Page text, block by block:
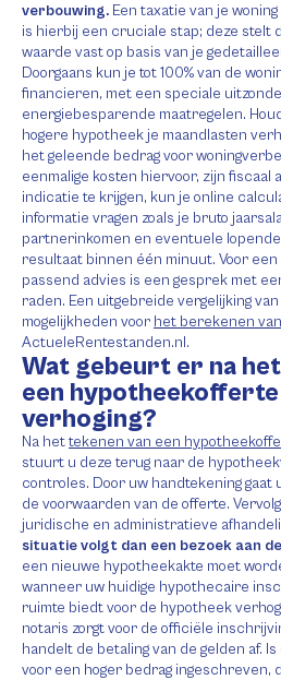
verbouwing. Een taxatie van je
is hierbij een cruciale stap; deze stelt
waarde vast op basis van je
Doorgaans kun je tot 100% van de
financieren, met een speciale
energiebesparende maatregelen.
hogere hypotheek je maandlasten
het geleende bedrag voor
eenmalige kosten hiervoor, zijn fiscaal
indicatie te krijgen, kun je online
informatie vragen zoals je bruto
partnerinkomen en eventuele
resultaat binnen één minuut. Voor
passend advies is een gesprek met
raden. Een uitgebreide vergelijking
mogelijkheden voor het berekenen
ActueleRentestanden.nl.
Wat gebeurt er na
een
verhoging?
Na hettekenen van een
stuurt u deze terug naar de
controles. Door uw handtekening gaat
de voorwaarden van de offerte.
juridische en administratieve
situatie volgt dan een bezoek aan
een nieuwe hypotheekakte moet
wanneer uw huidige hypothecaire
ruimte biedt voor de hypotheek
notaris zorgt voor de officiële
handelt de betaling van de gelden af.
voor een hoger bedrag ingeschreven,